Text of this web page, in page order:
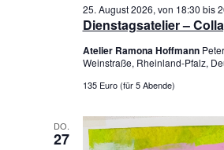
Dienstagsatelier –
25. August 2026, von 18:30 bis
Atelier Ramona Hoffmann
Weinstraße, Rheinland-Pfalz,
135 Euro (für 5 Abende)
DO.
27